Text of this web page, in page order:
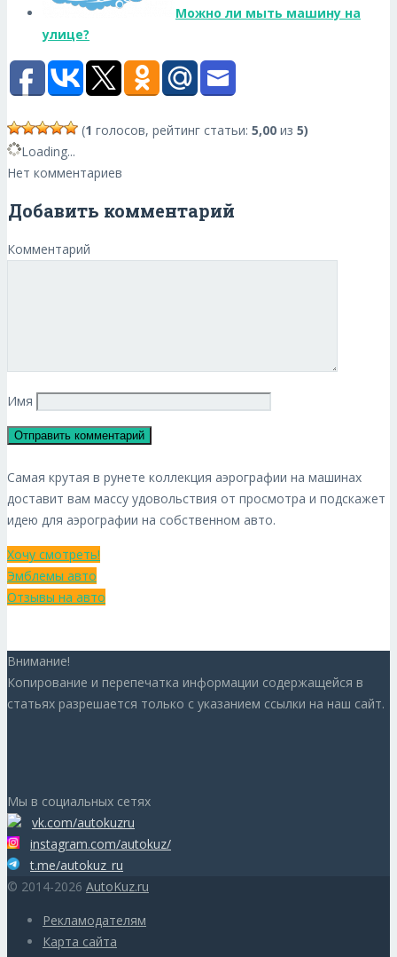
Можно ли мыть машину на
улице?
(1 голосов, рейтинг статьи: 5,00 из 5)
Loading...
Нет комментариев
Добавить комментарий
Комментарий
Имя
Самая крутая в рунете коллекция аэрографии на машинах
доставит вам массу удовольствия от просмотра и подскажет
идею для аэрографии на собственном авто.
Хочу смотреть!
Эмблемы авто
Отзывы на авто
Внимание!
Копирование и перепечатка информации содержащейся в
статьях разрешается только с указанием ссылки на наш сайт.
Мы в социальных сетях
vk.com/autokuzru
instagram.com/autokuz/
t.me/autokuz_ru
© 2014-2026 AutoKuz.ru
Рекламодателям
Карта сайта